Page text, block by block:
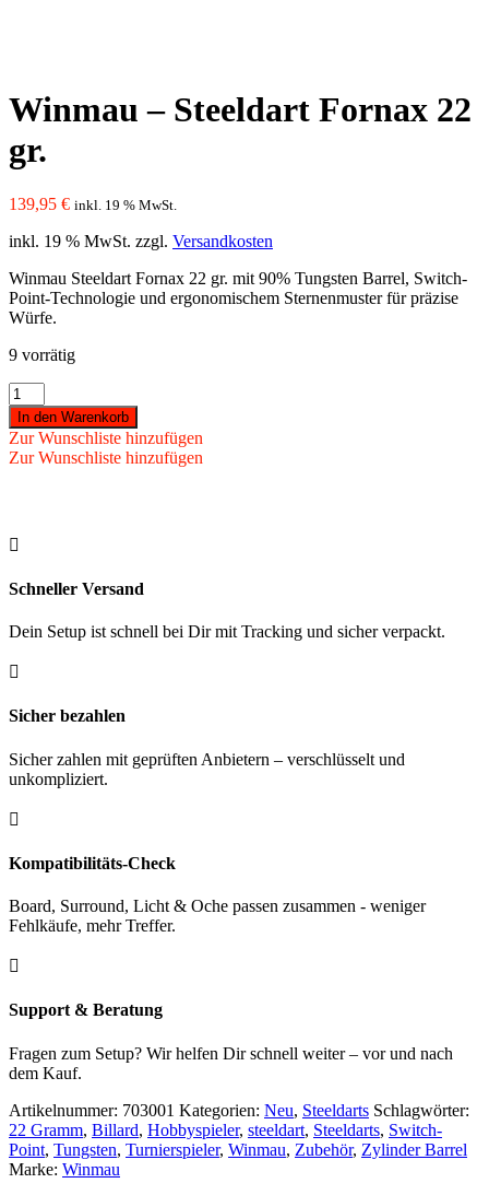
Winmau – Steeldart Fornax 22
gr.
139,95 € inkl. 19 % MwSt.
inkl. 19 % MwSt. zzgl. Versandkosten
Winmau Steeldart Fornax 22 gr. mit 90% Tungsten Barrel, Switch-
Point-Technologie und ergonomischem Sternenmuster für präzise
Würfe.
9 vorrätig
Winmau
-
Steeldart
Fornax
22
In den Warenkorb
Zur Wunschliste hinzufügen
Zur Wunschliste hinzufügen

Schneller Versand
Dein Setup ist schnell bei Dir mit Tracking und sicher verpackt.

Sicher bezahlen
Sicher zahlen mit geprüften Anbietern – verschlüsselt und
unkompliziert.

Kompatibilitäts-Check
Board, Surround, Licht & Oche passen zusammen - weniger
Fehlkäufe, mehr Treffer.

Support & Beratung
Fragen zum Setup? Wir helfen Dir schnell weiter – vor und nach
dem Kauf.
Artikelnummer: 703001 Kategorien: Neu, Steeldarts Schlagwörter:
22 Gramm, Billard, Hobbyspieler, steeldart, Steeldarts, Switch-
Point, Tungsten, Turnierspieler, Winmau, Zubehör, Zylinder Barrel
Marke: Winmau